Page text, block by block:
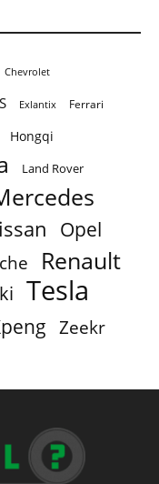
Chevrolet
Exlantix Ferrari
Hongqi
Land Rover
Opel
Renault
Tesla
Zeekr